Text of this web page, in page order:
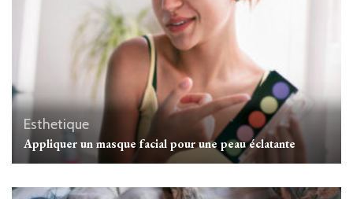
Esthetique
Appliquer un masque facial pour une peau éclatante